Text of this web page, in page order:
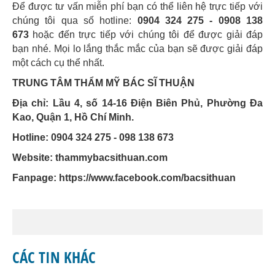
Để được tư vấn miễn phí bạn có thể liên hệ trực tiếp với
chúng tôi qua số hotline: 0904 324 275 - 0908 138
673 hoặc đến trực tiếp với chúng tôi để được giải đáp
bạn nhé. Mọi lo lắng thắc mắc của bạn sẽ được giải đáp
một cách cụ thể nhất.
TRUNG TÂM THẨM MỸ BÁC SĨ THUẬN
Địa chỉ: Lầu 4, số 14-16 Điện Biên Phủ, Phường Đa
Kao, Quận 1, Hồ Chí Minh.
Hotline: 0904 324 275 - 098 138 673
Website: thammybacsithuan.com
Fanpage: https://www.facebook.com/bacsithuan
CÁC TIN KHÁC